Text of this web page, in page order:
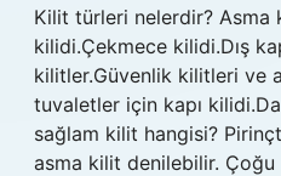
Kilit türleri nelerdir? Asma
kilidi.Çekmece kilidi.Dış
kilitler.Güvenlik kilitleri ve
tuvaletler için kapı
sağlam kilit hangisi?
asma kilit denilebilir.